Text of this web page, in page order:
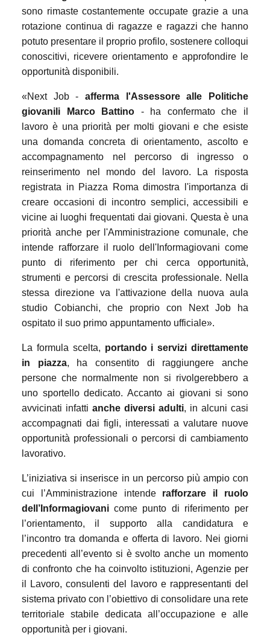
sono rimaste costantemente occupate grazie a una
rotazione continua di ragazze e ragazzi che hanno
potuto presentare il proprio profilo, sostenere colloqui
conoscitivi, ricevere orientamento e approfondire le
opportunità disponibili.
«Next Job - afferma l'Assessore alle Politiche
giovanili Marco Battino - ha confermato che il
lavoro è una priorità per molti giovani e che esiste
una domanda concreta di orientamento, ascolto e
accompagnamento nel percorso di ingresso o
reinserimento nel mondo del lavoro. La risposta
registrata in Piazza Roma dimostra l'importanza di
creare occasioni di incontro semplici, accessibili e
vicine ai luoghi frequentati dai giovani. Questa è una
priorità anche per l'Amministrazione comunale, che
intende rafforzare il ruolo dell'Informagiovani come
punto di riferimento per chi cerca opportunità,
strumenti e percorsi di crescita professionale. Nella
stessa direzione va l'attivazione della nuova aula
studio Cobianchi, che proprio con Next Job ha
ospitato il suo primo appuntamento ufficiale».
La formula scelta, portando i servizi direttamente
in piazza, ha consentito di raggiungere anche
persone che normalmente non si rivolgerebbero a
uno sportello dedicato. Accanto ai giovani si sono
avvicinati infatti anche diversi adulti, in alcuni casi
accompagnati dai figli, interessati a valutare nuove
opportunità professionali o percorsi di cambiamento
lavorativo.
L’iniziativa si inserisce in un percorso più ampio con
cui l’Amministrazione intende rafforzare il ruolo
dell’Informagiovani come punto di riferimento per
l’orientamento, il supporto alla candidatura e
l’incontro tra domanda e offerta di lavoro. Nei giorni
precedenti all’evento si è svolto anche un momento
di confronto che ha coinvolto istituzioni, Agenzie per
il Lavoro, consulenti del lavoro e rappresentanti del
sistema privato con l’obiettivo di consolidare una rete
territoriale stabile dedicata all’occupazione e alle
opportunità per i giovani.